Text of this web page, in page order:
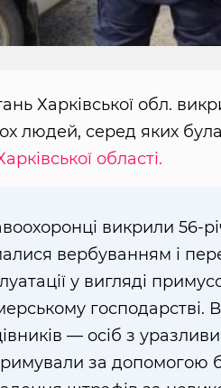
Харківської обл.
людей, серед яких
області.
викрили 56-
вербуванням і
у вигляді
господарстві.
— осіб з
за допомогою